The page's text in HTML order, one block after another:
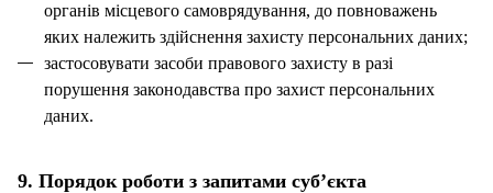
органів місцевого самоврядування, до повноважень
яких належить здійснення захисту персональних даних;
застосовувати засоби правового захисту в разі
порушення законодавства про захист персональних
даних.
9. Порядок роботи з запитами суб’єкта